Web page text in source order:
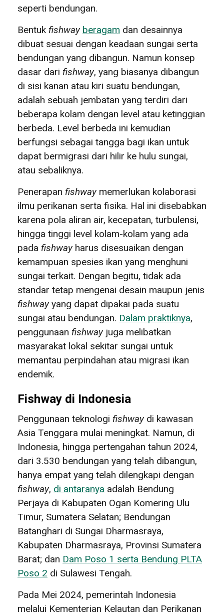
seperti bendungan.
Bentuk fishway beragam dan desainnya
dibuat sesuai dengan keadaan sungai serta
bendungan yang dibangun. Namun konsep
dasar dari fishway, yang biasanya dibangun
di sisi kanan atau kiri suatu bendungan,
adalah sebuah jembatan yang terdiri dari
beberapa kolam dengan level atau ketinggian
berbeda. Level berbeda ini kemudian
berfungsi sebagai tangga bagi ikan untuk
dapat bermigrasi dari hilir ke hulu sungai,
atau sebaliknya.
Penerapan fishway memerlukan kolaborasi
ilmu perikanan serta fisika. Hal ini disebabkan
karena pola aliran air, kecepatan, turbulensi,
hingga tinggi level kolam-kolam yang ada
pada fishway harus disesuaikan dengan
kemampuan spesies ikan yang menghuni
sungai terkait. Dengan begitu, tidak ada
standar tetap mengenai desain maupun jenis
fishway yang dapat dipakai pada suatu
sungai atau bendungan. Dalam praktiknya,
penggunaan fishway juga melibatkan
masyarakat lokal sekitar sungai untuk
memantau perpindahan atau migrasi ikan
endemik.
Fishway di Indonesia
Penggunaan teknologi fishway di kawasan
Asia Tenggara mulai meningkat. Namun, di
Indonesia, hingga pertengahan tahun 2024,
dari 3.530 bendungan yang telah dibangun,
hanya empat yang telah dilengkapi dengan
fishway, di antaranya adalah Bendung
Perjaya di Kabupaten Ogan Komering Ulu
Timur, Sumatera Selatan; Bendungan
Batanghari di Sungai Dharmasraya,
Kabupaten Dharmasraya, Provinsi Sumatera
Barat; dan Dam Poso 1 serta Bendung PLTA
Poso 2 di Sulawesi Tengah.
Pada Mei 2024, pemerintah Indonesia
melalui Kementerian Kelautan dan Perikanan